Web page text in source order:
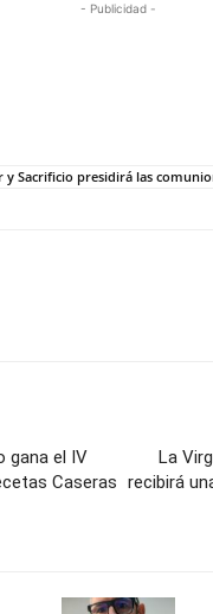
- Publicidad -
y Sacrificio presidirá las
gana el IV
Caseras
La
recibirá